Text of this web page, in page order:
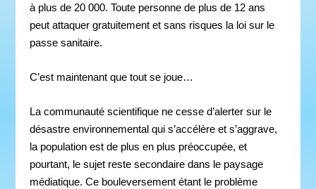
à plus de 20 000. Toute personne de plus de 12 ans
peut attaquer gratuitement et sans risques la loi sur le
passe sanitaire.
C’est maintenant que tout se joue…
La communauté scientifique ne cesse d’alerter sur le
désastre environnemental qui s’accélère et s’aggrave,
la population est de plus en plus préoccupée, et
pourtant, le sujet reste secondaire dans le paysage
médiatique. Ce bouleversement étant le problème